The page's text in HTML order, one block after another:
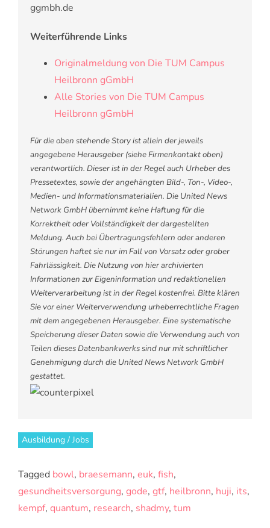
ggmbh.de
Weiterführende Links
Originalmeldung von Die TUM Campus
Heilbronn gGmbH
Alle Stories von Die TUM Campus
Heilbronn gGmbH
Für die oben stehende Story ist allein der jeweils
angegebene Herausgeber (siehe Firmenkontakt oben)
verantwortlich. Dieser ist in der Regel auch Urheber des
Pressetextes, sowie der angehängten Bild-, Ton-, Video-,
Medien- und Informationsmaterialien. Die United News
Network GmbH übernimmt keine Haftung für die
Korrektheit oder Vollständigkeit der dargestellten
Meldung. Auch bei Übertragungsfehlern oder anderen
Störungen haftet sie nur im Fall von Vorsatz oder grober
Fahrlässigkeit. Die Nutzung von hier archivierten
Informationen zur Eigeninformation und redaktionellen
Weiterverarbeitung ist in der Regel kostenfrei. Bitte klären
Sie vor einer Weiterverwendung urheberrechtliche Fragen
mit dem angegebenen Herausgeber. Eine systematische
Speicherung dieser Daten sowie die Verwendung auch von
Teilen dieses Datenbankwerks sind nur mit schriftlicher
Genehmigung durch die United News Network GmbH
gestattet.
Ausbildung / Jobs
Tagged bowl, braesemann, euk, fish,
gesundheitsversorgung, gode, gtf, heilbronn, huji, its,
kempf, quantum, research, shadmy, tum